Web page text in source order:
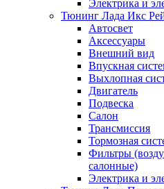
Электрика и
Тюнинг Лада Икс
Автосвет
Аксессуары
Внешний вид
Впускная
Выхлопная
Двигатель
Подвеска
Салон
Трансмиссия
Тормозная
Фильтры
салонные)
Электрика и